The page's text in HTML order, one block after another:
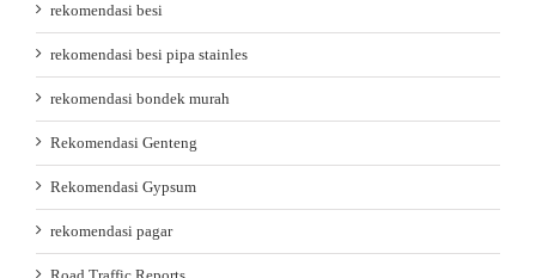
rekomendasi besi
rekomendasi besi pipa stainles
rekomendasi bondek murah
Rekomendasi Genteng
Rekomendasi Gypsum
rekomendasi pagar